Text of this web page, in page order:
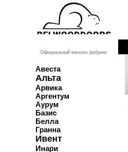
Официальный магазин фабрики
Авеста
Альта
Арвика
Аргентум
Аурум
Базис
Белла
Гранна
Ивент
Инари